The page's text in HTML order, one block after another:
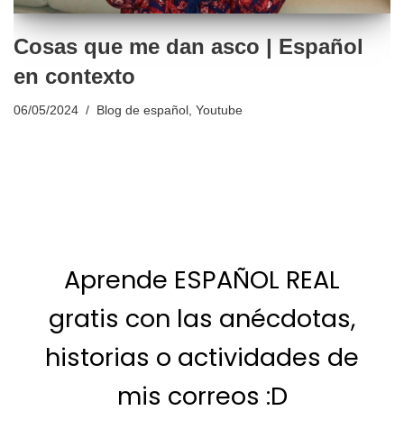
Cosas que me dan asco | Español
en contexto
06/05/2024 Blog de español Youtube
Aprende ESPAÑOL REAL
gratis con las anécdotas,
historias o actividades de
mis correos :D